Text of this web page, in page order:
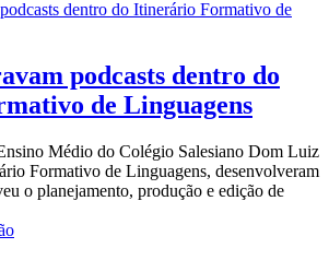
podcasts dentro do
de Linguagens
Médio do Colégio Salesiano Dom Luiz
Formativo de Linguagens, desenvolveram
o planejamento, produção e edição de